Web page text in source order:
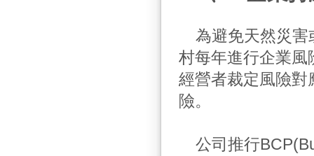
為避免天然災
村每年進行企業風
經營者裁定風險對
險。
公司推行